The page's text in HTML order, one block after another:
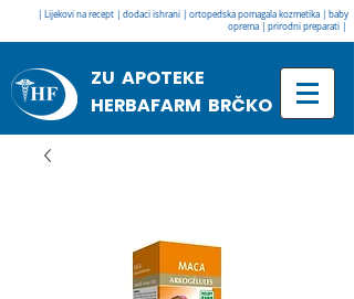
| Lijekovi na recept | dodaci ishrani | ortopedska pomagala kozmetika | baby
oprema | prirodni preparati |
ZU APOTEKE
HERBAFARM BRČKO